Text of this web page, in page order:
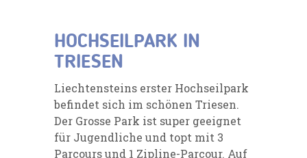
HOCHSEILPARK IN
TRIESEN
Liechtensteins erster Hochseilpark
befindet sich im schönen Triesen.
Der Grosse Park ist super geeignet
für Jugendliche und topt mit 3
Parcours und 1 Zipline-Parcour. Auf